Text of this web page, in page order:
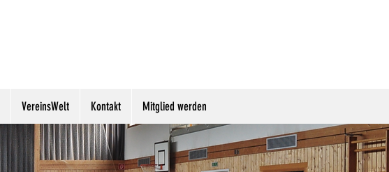
VereinsWelt Kontakt Mitglied werden